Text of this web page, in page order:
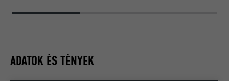
ADATOK ÉS TÉNYEK